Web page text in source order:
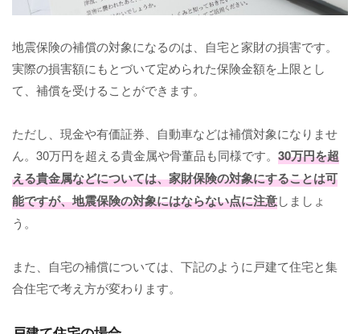
地震保険の補償の対象になるのは、自宅と家財の損害です。
実際の損害額にもとづいて定められた保険金額を上限とし
て、補償を受けることができます。
ただし、現金や有価証券、自動車などは補償対象になりませ
ん。30万円を超える貴金属や骨董品も同様です。 30万円を超
える貴金属などについては、家財保険の対象にすることは可
能ですが、地震保険の対象にはならない点に注意しましょ
う。
また、自宅の補償については、下記のように戸建て住宅と集
合住宅で考え方が変わります。